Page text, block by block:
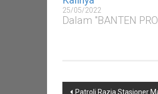
25/05/2022
Dalam "BANTEN
Navigasi
Patroli Razia Stasioner